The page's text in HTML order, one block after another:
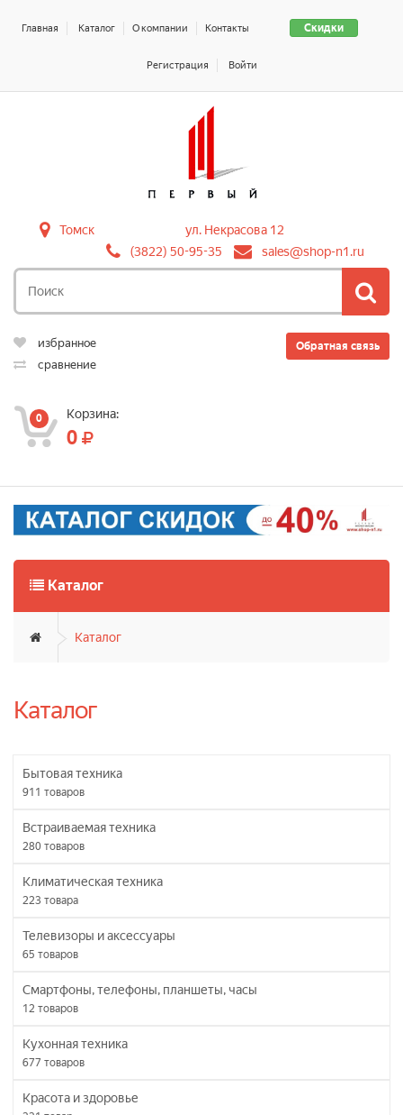
Скидки
Главная Каталог О компании Контакты
Регистрация Войти
Томск
ул. Некрасова 12
(3822) 50-95-35
sales@shop-n1.ru
Обратная связь
избранное
сравнение
0 Корзина:
0
Каталог
Каталог
Каталог
Бытовая техника
911 товаров
Встраиваемая техника
280 товаров
Климатическая техника
223 товара
Телевизоры и аксессуары
65 товаров
Смартфоны, телефоны, планшеты, часы
12 товаров
Кухонная техника
677 товаров
Красота и здоровье